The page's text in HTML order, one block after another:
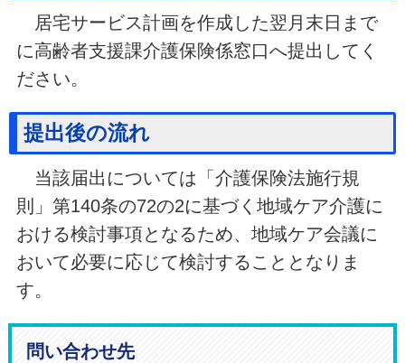
居宅サービス計画を作成した翌月末日まで
に高齢者支援課介護保険係窓口へ提出してく
ださい。
提出後の流れ
当該届出については「介護保険法施行規
則」第140条の72の2に基づく地域ケア介護に
おける検討事項となるため、地域ケア会議に
おいて必要に応じて検討することとなりま
す。
問い合わせ先